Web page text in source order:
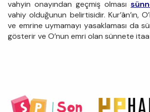
vahyin onayından geçmiş olması
vahiy olduğunun belirtisidir. Kur’ân’ın,
ve emrine uymamayı yasaklaması da
gösterir ve O’nun emri olan sünnete